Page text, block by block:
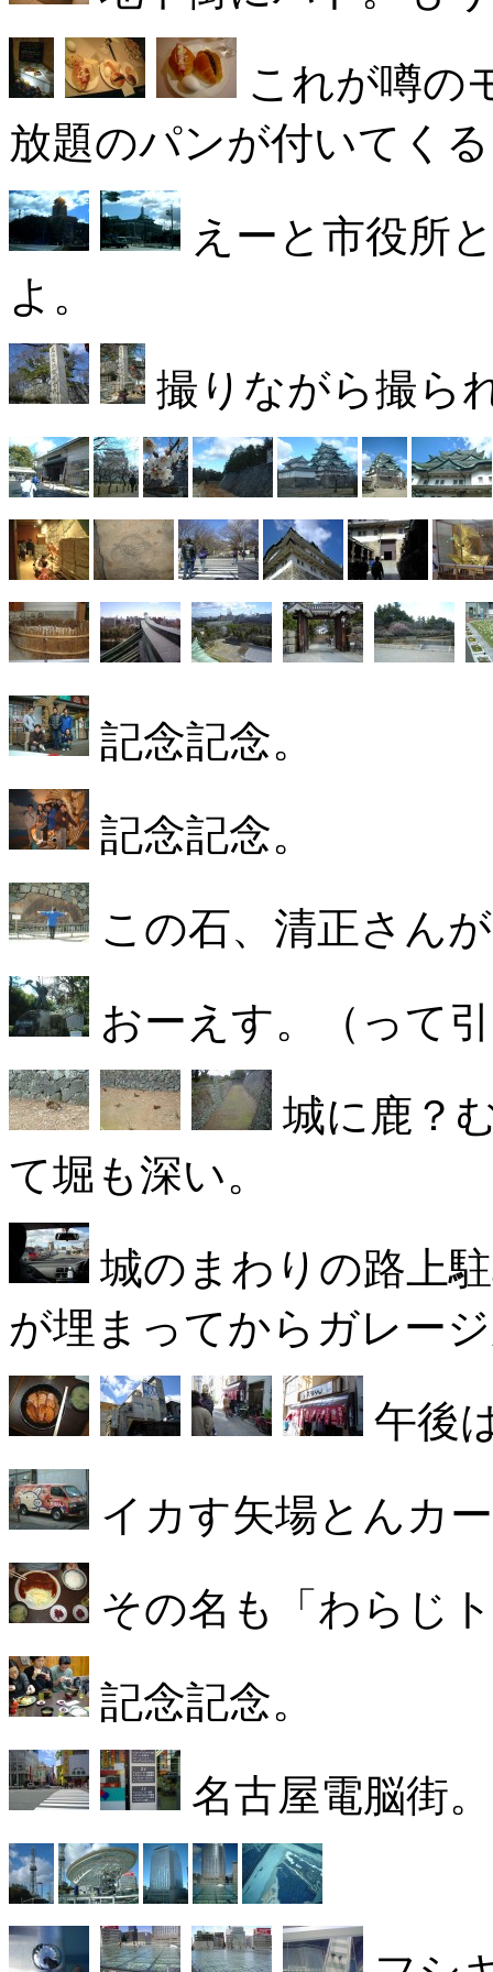
これが噂の
放題のパンが付いてく
えーと市役所
よ。
撮りながら撮ら
記念記念。
記念記念。
この石、清正さん
おーえす。（って
城に鹿？
て堀も深い。
城のまわりの路上
が埋まってからガレー
午後
イカす矢場とんカ
その名も「わらじ
記念記念。
名古屋電脳街。